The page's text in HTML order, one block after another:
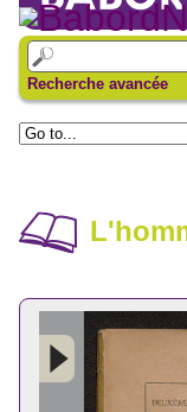
Recherche avancée